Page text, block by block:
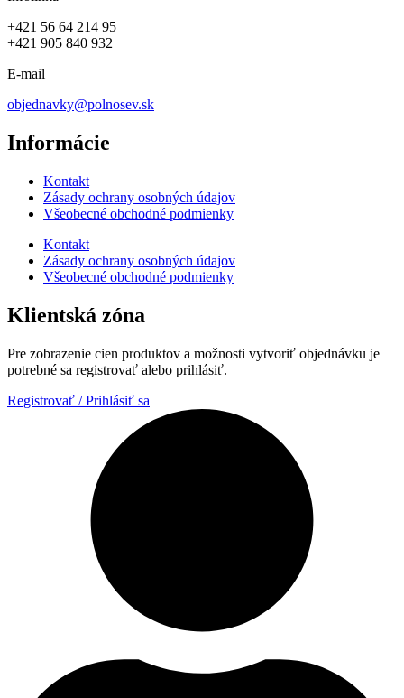
+421 56 64 214 95
+421 905 840 932
E-mail
objednavky@polnosev.sk
Informácie
Kontakt
Zásady ochrany osobných údajov
Všeobecné obchodné podmienky
Kontakt
Zásady ochrany osobných údajov
Všeobecné obchodné podmienky
Klientská zóna
Pre zobrazenie cien produktov a možnosti vytvoriť objednávku je
potrebné sa registrovať alebo prihlásiť.
Registrovať / Prihlásiť sa